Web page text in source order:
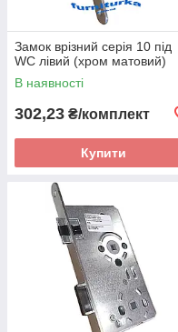
Замок врізний серія 10 під
WC лівий (хром матовий)
В наявності
302,23 ₴/комплект
Купити